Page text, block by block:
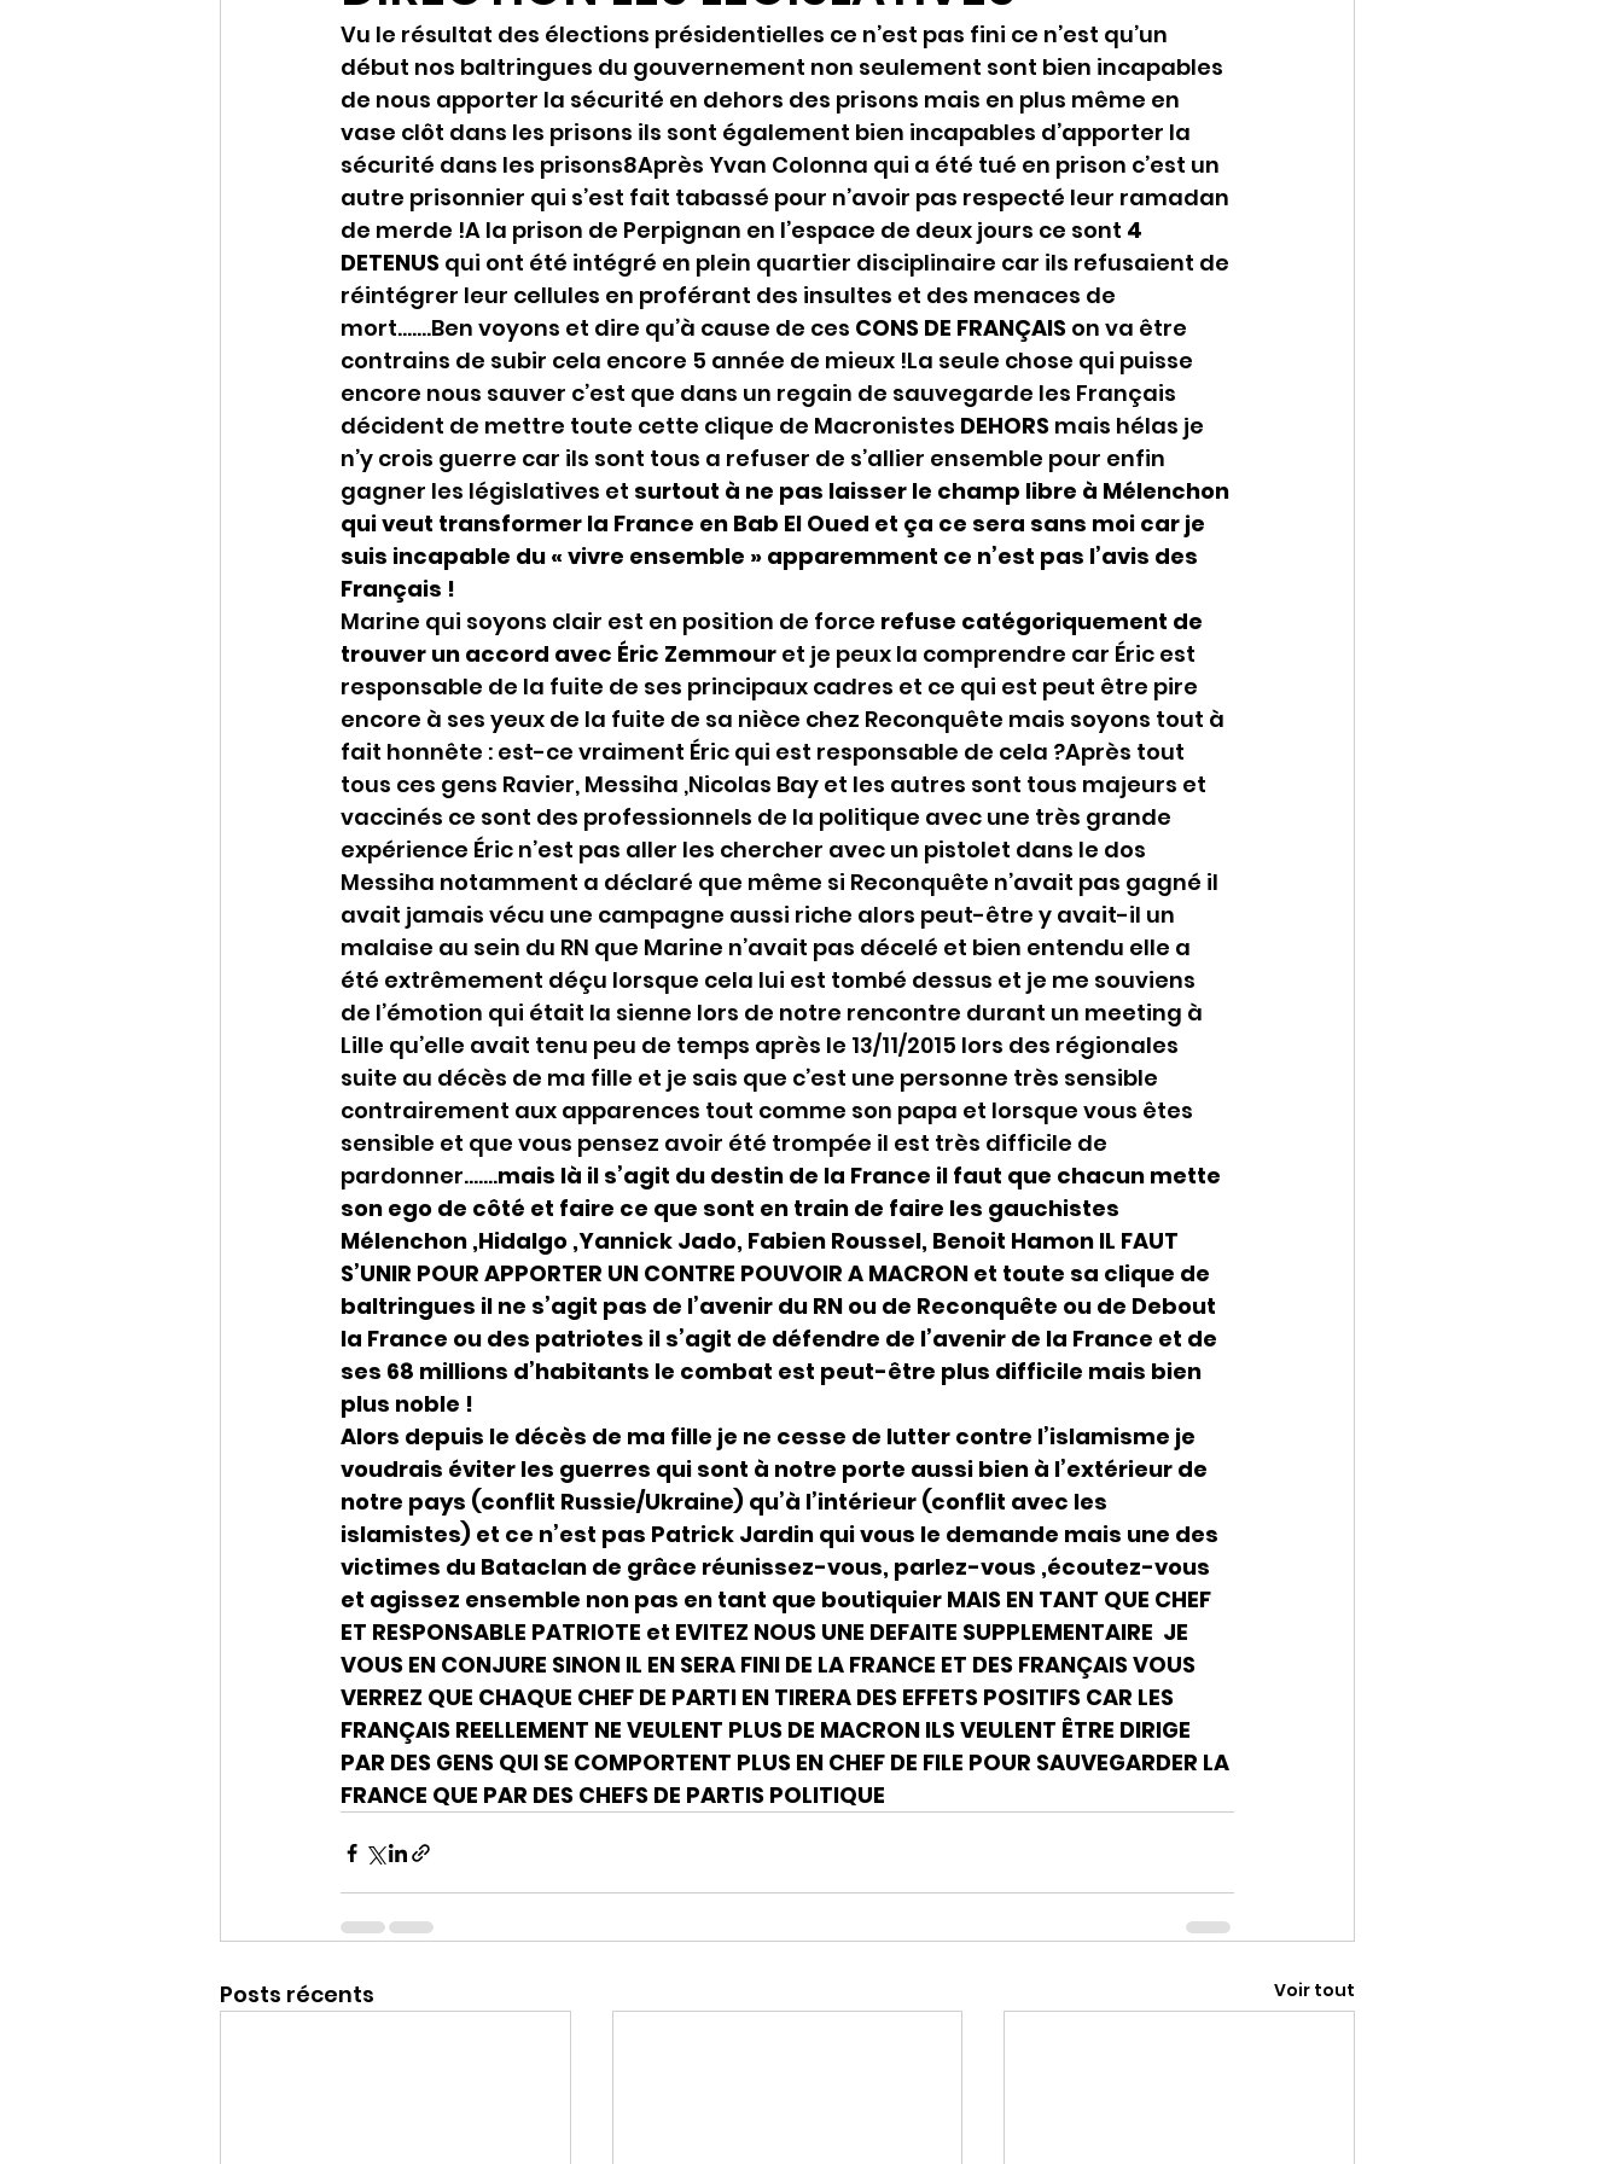
Vu le résultat des élections présidentielles ce n’est pas fini ce n’est qu’un
début nos baltringues du gouvernement non seulement sont bien incapables
de nous apporter la sécurité en dehors des prisons mais en plus même en
vase clôt dans les prisons ils sont également bien incapables d’apporter la
sécurité dans les prisons8Après Yvan Colonna qui a été tué en prison c’est un
autre prisonnier qui s’est fait tabassé pour n’avoir pas respecté leur ramadan
de merde !A la prison de Perpignan en l’espace de deux jours ce sont 4
DETENUS qui ont été intégré en plein quartier disciplinaire car ils refusaient de
réintégrer leur cellules en proférant des insultes et des menaces de
mort…….Ben voyons et dire qu’à cause de ces CONS DE FRANÇAIS on va être
contrains de subir cela encore 5 année de mieux !La seule chose qui puisse
encore nous sauver c’est que dans un regain de sauvegarde les Français
décident de mettre toute cette clique de Macronistes DEHORS mais hélas je
n’y crois guerre car ils sont tous a refuser de s’allier ensemble pour enfin
gagner les législatives et surtout à ne pas laisser le champ libre à Mélenchon
qui veut transformer la France en Bab El Oued et ça ce sera sans moi car je
suis incapable du « vivre ensemble » apparemment ce n’est pas l’avis des
Français !
Marine qui soyons clair est en position de force refuse catégoriquement de
trouver un accord avec Éric Zemmour et je peux la comprendre car Éric est
responsable de la fuite de ses principaux cadres et ce qui est peut être pire
encore à ses yeux de la fuite de sa nièce chez Reconquête mais soyons tout à
fait honnête : est-ce vraiment Éric qui est responsable de cela ?Après tout
tous ces gens Ravier, Messiha ,Nicolas Bay et les autres sont tous majeurs et
vaccinés ce sont des professionnels de la politique avec une très grande
expérience Éric n’est pas aller les chercher avec un pistolet dans le dos
Messiha notamment a déclaré que même si Reconquête n’avait pas gagné il
avait jamais vécu une campagne aussi riche alors peut-être y avait-il un
malaise au sein du RN que Marine n’avait pas décelé et bien entendu elle a
été extrêmement déçu lorsque cela lui est tombé dessus et je me souviens
de l’émotion qui était la sienne lors de notre rencontre durant un meeting à
Lille qu’elle avait tenu peu de temps après le 13/11/2015 lors des régionales
suite au décès de ma fille et je sais que c’est une personne très sensible
contrairement aux apparences tout comme son papa et lorsque vous êtes
sensible et que vous pensez avoir été trompée il est très difficile de
pardonner…….mais là il s’agit du destin de la France il faut que chacun mette
son ego de côté et faire ce que sont en train de faire les gauchistes
Mélenchon ,Hidalgo ,Yannick Jado, Fabien Roussel, Benoit Hamon IL FAUT
S’UNIR POUR APPORTER UN CONTRE POUVOIR A MACRON et toute sa clique de
baltringues il ne s’agit pas de l’avenir du RN ou de Reconquête ou de Debout
la France ou des patriotes il s’agit de défendre de l’avenir de la France et de
ses 68 millions d’habitants le combat est peut-être plus difficile mais bien
plus noble !
Alors depuis le décès de ma fille je ne cesse de lutter contre l’islamisme je
voudrais éviter les guerres qui sont à notre porte aussi bien à l’extérieur de
notre pays (conflit Russie/Ukraine) qu’à l’intérieur (conflit avec les
islamistes) et ce n’est pas Patrick Jardin qui vous le demande mais une des
victimes du Bataclan de grâce réunissez-vous, parlez-vous ,écoutez-vous
et agissez ensemble non pas en tant que boutiquier MAIS EN TANT QUE CHEF
ET RESPONSABLE PATRIOTE et EVITEZ NOUS UNE DEFAITE SUPPLEMENTAIRE  JE
VOUS EN CONJURE SINON IL EN SERA FINI DE LA FRANCE ET DES FRANÇAIS VOUS
VERREZ QUE CHAQUE CHEF DE PARTI EN TIRERA DES EFFETS POSITIFS CAR LES
FRANÇAIS REELLEMENT NE VEULENT PLUS DE MACRON ILS VEULENT ÊTRE DIRIGE
PAR DES GENS QUI SE COMPORTENT PLUS EN CHEF DE FILE POUR SAUVEGARDER LA
FRANCE QUE PAR DES CHEFS DE PARTIS POLITIQUE
Posts récents Voir tout